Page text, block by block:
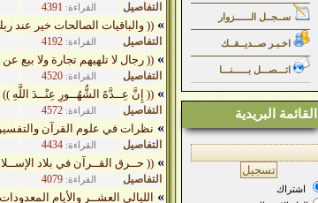
القراءة: 4391 التفاصيل
»(( والباقيات الصالحات خير عند
القراءة: 4192 التفاصيل
»(( رجال لا تلهيهم تجارة ولا بيع عن
القراءة: 4520 التفاصيل
»(( إِنَّ عِــدَّةَ الشُّهُــورِ عِنْــدَ اللَّهِ ))
القراءة: 4572 التفاصيل
» نظرات في علوم القرآن والتفسير
القراءة: 4434 التفاصيل
»(( حــرق القــرآن في بلاد
القراءة: 4079 التفاصيل
» الليالي العشــر والأيام
ســجــل الــــــزوار
اخـبـر صــديــقــك
اتـــصـــل بــــــنـــا
القائمة البريدية